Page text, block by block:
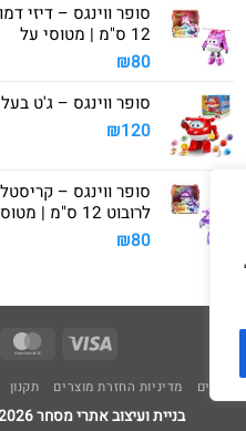
12 ס"מ | מטוסי על
₪80
סופר ווינגס – ג'ט בעל 7 כדורי מזל והפתעות | מטוסי על
₪120
לרובוט 12 ס"מ | מטוסי על
₪80
Visa
משלוחים מדיניות החזרת מוצרים תקנון
בניית ועיצוב אתרי מסחר Code&Concept Copyright 2026 ©